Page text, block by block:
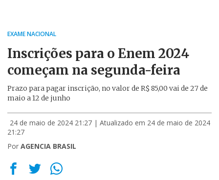
EXAME NACIONAL
Inscrições para o Enem 2024
começam na segunda-feira
Prazo para pagar inscrição, no valor de R$ 85,00 vai de 27 de
maio a 12 de junho
24 de maio de 2024 21:27 | Atualizado em 24 de maio de 2024
21:27
Por AGENCIA BRASIL